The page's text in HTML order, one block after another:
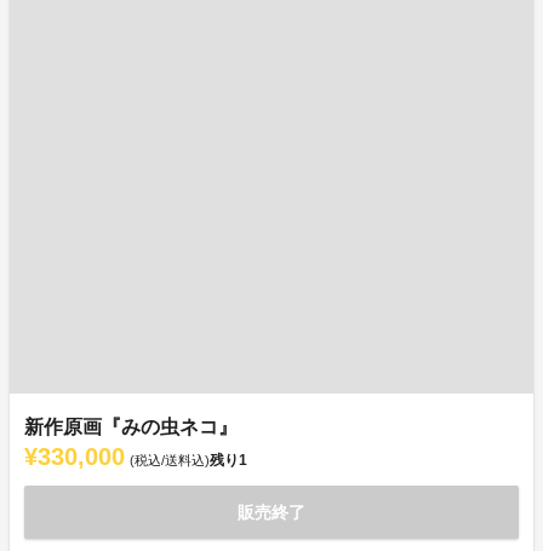
新作原画『みの虫ネコ』
¥330,000 (税込/送料込)残り1
販売終了